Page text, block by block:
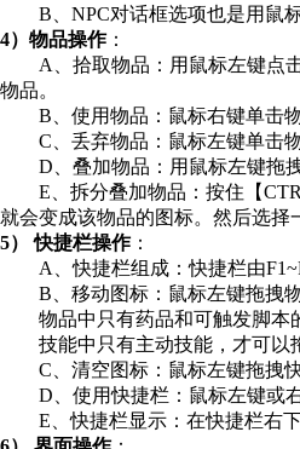
B、NPC对话框选项也是用鼠标
4）物品操作：
A、拾取物品：用鼠标左键点击
物品。
B、使用物品：鼠标右键单击物
C、丢弃物品：鼠标左键单击物
D、叠加物品：用鼠标左键拖拽
E、拆分叠加物品：按住【
就会变成该物品的图标。然后选择
5） 快捷栏操作：
A、快捷栏组成：快捷栏由
B、移动图标：鼠标左键拖拽物
物品中只有药品和可触发脚本
技能中只有主动技能，才可以拖
C、清空图标：鼠标左键拖拽快
D、使用快捷栏：鼠标左键或右
E、快捷栏显示：在快捷栏右下